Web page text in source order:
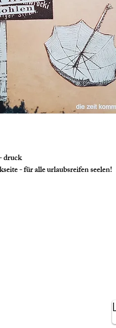
druck
- für alle urlaubsreifen seelen!